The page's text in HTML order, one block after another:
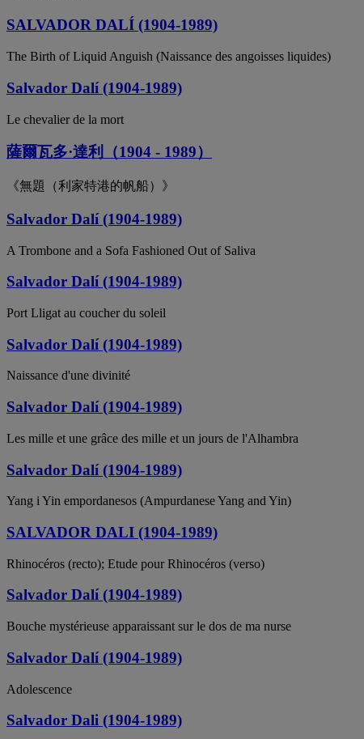
SALVADOR DALÍ (1904-1989)
The Birth of Liquid Anguish (Naissance des angoisses liquides)
Salvador Dalí (1904-1989)
Le chevalier de la mort
薩爾瓦多·達利（1904 - 1989）
《無題（利家特港的帆船）》
Salvador Dalí (1904-1989)
A Trombone and a Sofa Fashioned Out of Saliva
Salvador Dalí (1904-1989)
Port Lligat au coucher du soleil
Salvador Dalí (1904-1989)
Naissance d'une divinité
Salvador Dalí (1904-1989)
Les mille et une grâce des mille et un jours de l'Alhambra
Salvador Dalí (1904-1989)
Yang i Yin empordanesos (Ampurdanese Yang and Yin)
SALVADOR DALI (1904-1989)
Rhinocéros (recto); Etude pour Rhinocéros (verso)
Salvador Dalí (1904-1989)
Bouche mystérieuse apparaissant sur le dos de ma nurse
Salvador Dalí (1904-1989)
Adolescence
Salvador Dali (1904-1989)